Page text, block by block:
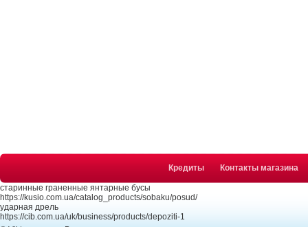
Кредиты Контакты магазина
старинные граненные янтарные бусы
https://kusio.com.ua/catalog_products/sobaku/posud/
ударная дрель
https://cib.com.ua/uk/business/products/depoziti-1